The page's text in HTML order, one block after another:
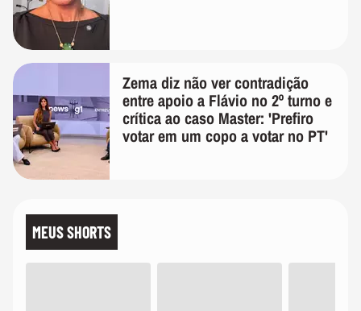
Zema diz não ver contradição
entre apoio a Flávio no 2º turno e
crítica ao caso Master: 'Prefiro
votar em um copo a votar no PT'
MEUS SHORTS